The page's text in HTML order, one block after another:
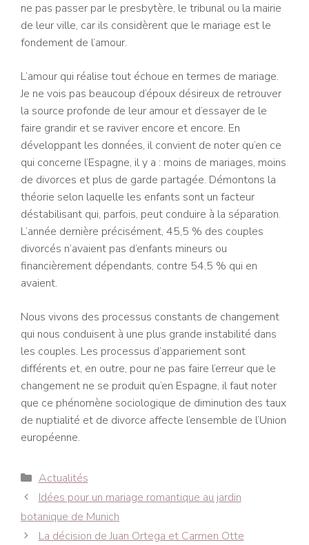
ne pas passer par le presbytère, le tribunal ou la mairie
de leur ville, car ils considèrent que le mariage est le
fondement de l’amour.
L’amour qui réalise tout échoue en termes de mariage.
Je ne vois pas beaucoup d’époux désireux de retrouver
la source profonde de leur amour et d’essayer de le
faire grandir et se raviver encore et encore. En
développant les données, il convient de noter qu’en ce
qui concerne l’Espagne, il y a : moins de mariages, moins
de divorces et plus de garde partagée. Démontons la
théorie selon laquelle les enfants sont un facteur
déstabilisant qui, parfois, peut conduire à la séparation.
L’année dernière précisément, 45,5 % des couples
divorcés n’avaient pas d’enfants mineurs ou
financièrement dépendants, contre 54,5 % qui en
avaient.
Nous vivons des processus constants de changement
qui nous conduisent à une plus grande instabilité dans
les couples. Les processus d’appariement sont
différents et, en outre, pour ne pas faire l’erreur que le
changement ne se produit qu’en Espagne, il faut noter
que ce phénomène sociologique de diminution des taux
de nuptialité et de divorce affecte l’ensemble de l’Union
européenne.
Catégories
Actualités
Navigation
des
articles
Idées pour un mariage romantique au jardin
botanique de Munich
La décision de Juan Ortega et Carmen Otte